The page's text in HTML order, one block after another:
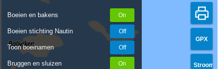
Boeien en bakens
Boeien stichting Nautin
Toon boeinamen
Bruggen en sluizen
GPX
Stroom